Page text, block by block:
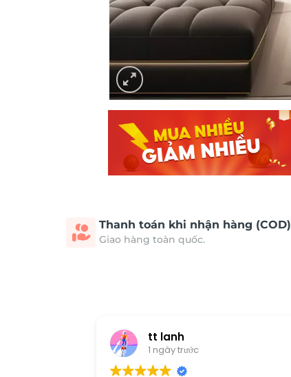
Thanh toán khi nhận hàng (COD)
Giao hàng toàn quốc.
tt lanh
1 ngày trước